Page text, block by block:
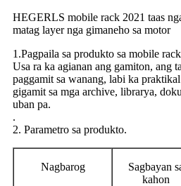
HEGERLS mobile rack 2021 taas
matag layer nga gimaneho sa motor
1.Pagpaila sa produkto sa mobile rack
Usa ra ka agianan ang gamiton, ang
paggamit sa wanang, labi ka
gigamit sa mga archive, librarya,
uban pa.
.
2. Parametro sa produkto.
Nagbarog
Sagbayan
kahon